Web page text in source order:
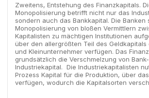
Zweitens, Entstehung des Finanzkapitals.
Monopolisierung betrifft nicht nur das
sondern auch das Bankkapital. Die Banken
Monopolisierung von bloßen Vermittlern
Kapitalisten zu mächtigen Institutionen
über den allergrößten Teil des Geldkapitals
und Kleinunternehmer verfügen. Das
grundsätzlich die Verschmelzung von
Industriekapital. Die Industriekapitalisten
Prozess Kapital für die Produktion, über
verfügen, wodurch die Kapitalsorten